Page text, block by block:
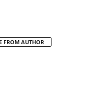
FROM AUTHOR